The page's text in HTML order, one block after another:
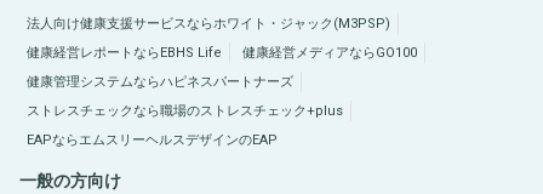
法人向け健康支援サービスならホワイト・ジャック(M3PSP)
健康経営レポートならEBHS Life
健康経営メディアならGO100
健康管理システムならハピネスパートナーズ
ストレスチェックなら職場のストレスチェック+plus
EAPならエムスリーヘルスデザインのEAP
一般の方向け